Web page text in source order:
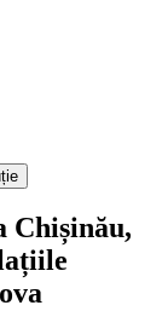
Chișinău,